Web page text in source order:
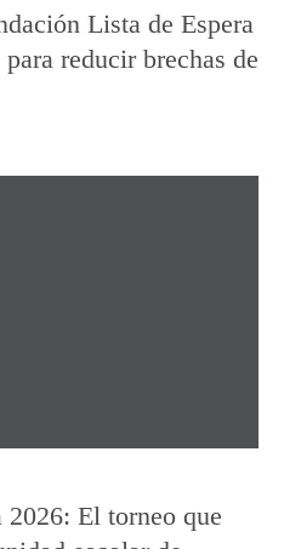
Lista de Espera
reducir brechas de
2026: El torneo que